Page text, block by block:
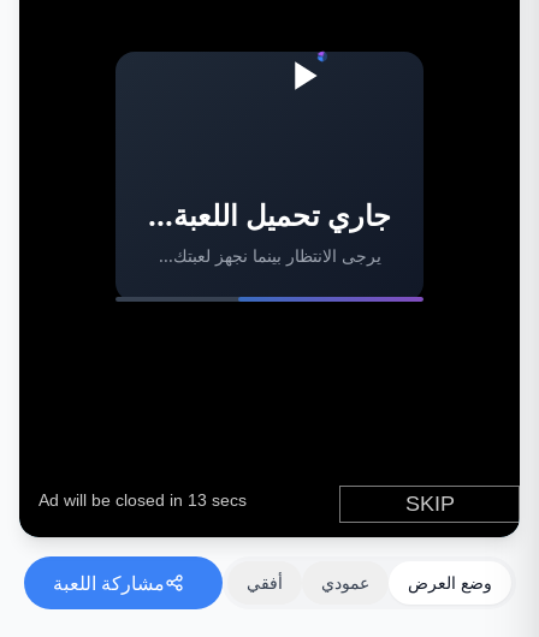
جاري تحميل اللعبة...
يرجى الانتظار بينما نجهز لعبتك...
وضع العرض عمودي أفقي مشاركة اللعبة